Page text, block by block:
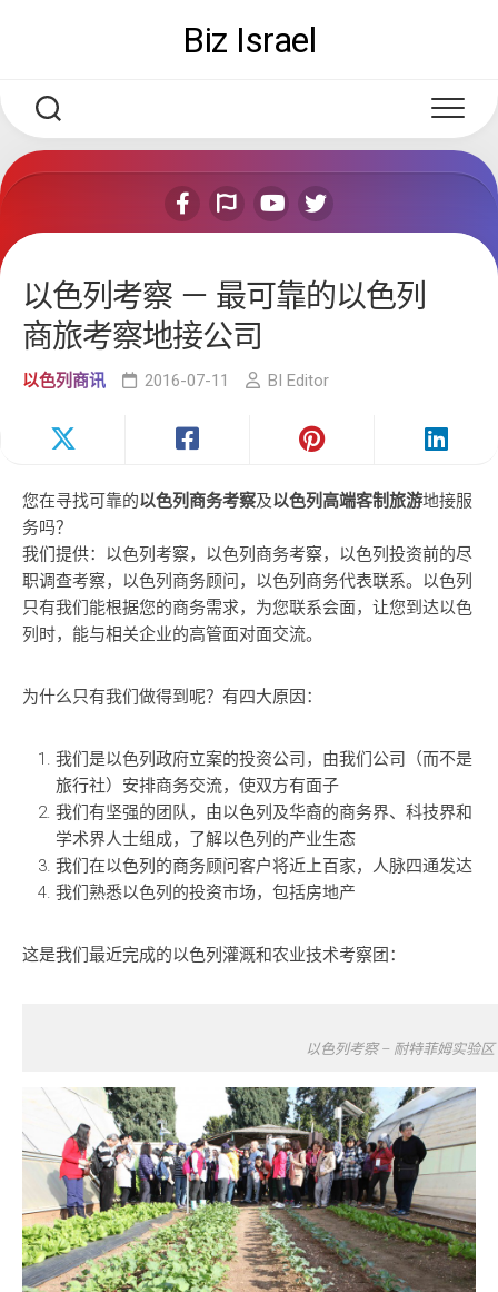
Biz Israel
以色列考察 － 最可靠的以色列
商旅考察地接公司
以色列商讯 2016-07-11 BI Editor
您在寻找可靠的以色列商务考察及以色列高端客制旅游地接服
务吗？
我们提供：以色列考察，以色列商务考察，以色列投资前的尽
职调查考察，以色列商务顾问，以色列商务代表联系。以色列
只有我们能根据您的商务需求，为您联系会面，让您到达以色
列时，能与相关企业的高管面对面交流。
为什么只有我们做得到呢？有四大原因：
我们是以色列政府立案的投资公司，由我们公司（而不是
旅行社）安排商务交流，使双方有面子
我们有坚强的团队，由以色列及华裔的商务界、科技界和
学术界人士组成，了解以色列的产业生态
我们在以色列的商务顾问客户将近上百家，人脉四通发达
我们熟悉以色列的投资市场，包括房地产
这是我们最近完成的以色列灌溉和农业技术考察团：
以色列考察 – 耐特菲姆实验区